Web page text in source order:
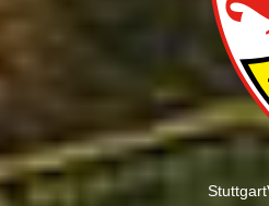
Stuttgart